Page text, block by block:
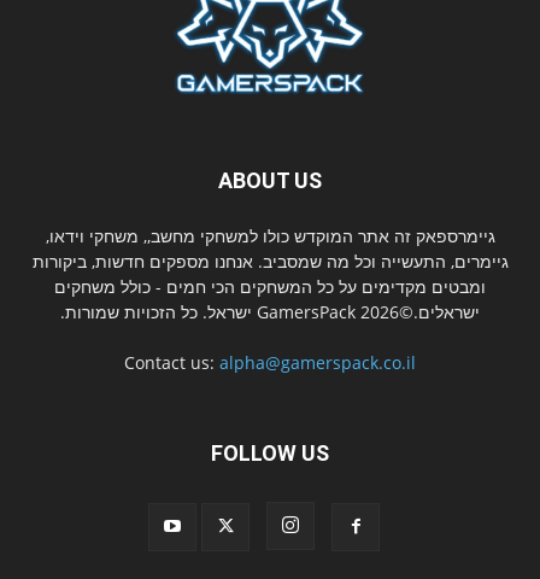
ABOUT US
גיימרספאק זה אתר המוקדש כולו למשחקי מחשב,, משחקי וידאו,
גיימרים, התעשייה וכל מה שמסביב. אנחנו מספקים חדשות, ביקורות
ומבטים מקדימים על כל המשחקים הכי חמים - כולל משחקים
ישראלים.©2026 GamersPack ישראל. כל הזכויות שמורות.
Contact us: alpha@gamerspack.co.il
FOLLOW US